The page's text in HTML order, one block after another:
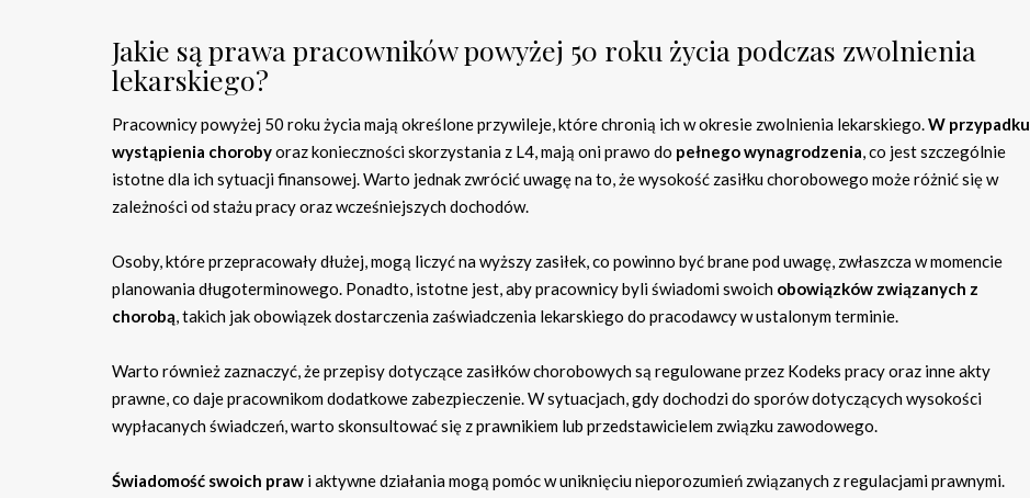
Jakie są prawa pracowników powyżej 50 roku życia podczas zwolnienia
lekarskiego?
Pracownicy powyżej 50 roku życia mają określone przywileje, które chronią ich w okresie zwolnienia lekarskiego.W przypadku
wystąpienia chorobyoraz konieczności skorzystania z L4, mają oni prawo do pełnego wynagrodzenia, co jest szczególnie
istotne dla ich sytuacji finansowej. Warto jednak zwrócić uwagę na to, że wysokość zasiłku chorobowego może różnić się w
zależności od stażu pracy oraz wcześniejszych dochodów.
Osoby, które przepracowały dłużej, mogą liczyć na wyższy zasiłek, co powinno być brane pod uwagę, zwłaszcza w momencie
planowania długoterminowego. Ponadto, istotne jest, aby pracownicy byli świadomi swoich obowiązków związanych z
chorobą, takich jak obowiązek dostarczenia zaświadczenia lekarskiego do pracodawcy w ustalonym terminie.
Warto również zaznaczyć, że przepisy dotyczące zasiłków chorobowych są regulowane przez Kodeks pracy oraz inne akty
prawne, co daje pracownikom dodatkowe zabezpieczenie. W sytuacjach, gdy dochodzi do sporów dotyczących wysokości
wypłacanych świadczeń, warto skonsultować się z prawnikiem lub przedstawicielem związku zawodowego.
Świadomość swoich praw i aktywne działania mogą pomóc w uniknięciu nieporozumień związanych z regulacjami prawnymi.